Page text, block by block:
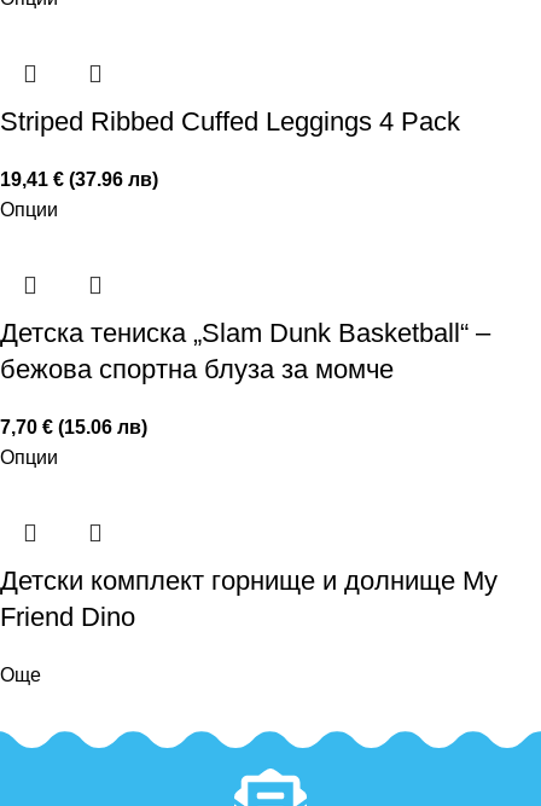
Striped Ribbed Cuffed Leggings 4 Pack
19,41 € (37.96 лв)
Опции
Детска тениска „Slam Dunk Basketball“ –
бежова спортна блуза за момче
7,70 € (15.06 лв)
Опции
Детски комплект горнище и долнище My
Friend Dino
Още